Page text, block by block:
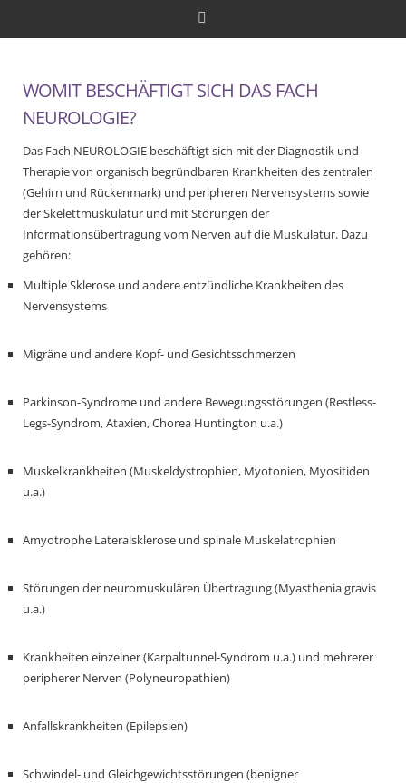
WOMIT BESCHÄFTIGT SICH DAS FACH
NEUROLOGIE?
Das Fach NEUROLOGIE beschäftigt sich mit der Diagnostik und
Therapie von organisch begründbaren Krankheiten des zentralen
(Gehirn und Rückenmark) und peripheren Nervensystems sowie
der Skelettmuskulatur und mit Störungen der
Informationsübertragung vom Nerven auf die Muskulatur. Dazu
gehören:
Multiple Sklerose und andere entzündliche Krankheiten des
Nervensystems
Migräne und andere Kopf- und Gesichtsschmerzen
Parkinson-Syndrome und andere Bewegungsstörungen (Restless-
Legs-Syndrom, Ataxien, Chorea Huntington u.a.)
Muskelkrankheiten (Muskeldystrophien, Myotonien, Myositiden
u.a.)
Amyotrophe Lateralsklerose und spinale Muskelatrophien
Störungen der neuromuskulären Übertragung (Myasthenia gravis
u.a.)
Krankheiten einzelner (Karpaltunnel-Syndrom u.a.) und mehrerer
peripherer Nerven (Polyneuropathien)
Anfallskrankheiten (Epilepsien)
Schwindel- und Gleichgewichtsstörungen (benigner